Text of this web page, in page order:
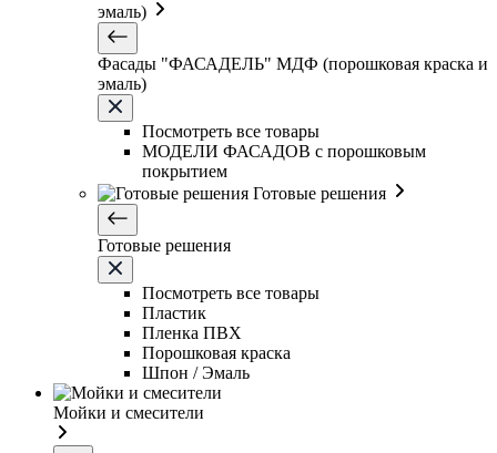
эмаль)
Фасады "ФАСАДЕЛЬ" МДФ (порошковая краска и
эмаль)
Посмотреть все товары
МОДЕЛИ ФАСАДОВ с порошковым
покрытием
Готовые решения
Готовые решения
Посмотреть все товары
Пластик
Пленка ПВХ
Порошковая краска
Шпон / Эмаль
Мойки и смесители